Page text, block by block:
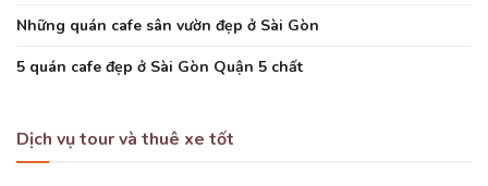
Những quán cafe sân vườn đẹp ở Sài Gòn
5 quán cafe đẹp ở Sài Gòn Quận 5 chất
Dịch vụ tour và thuê xe tốt